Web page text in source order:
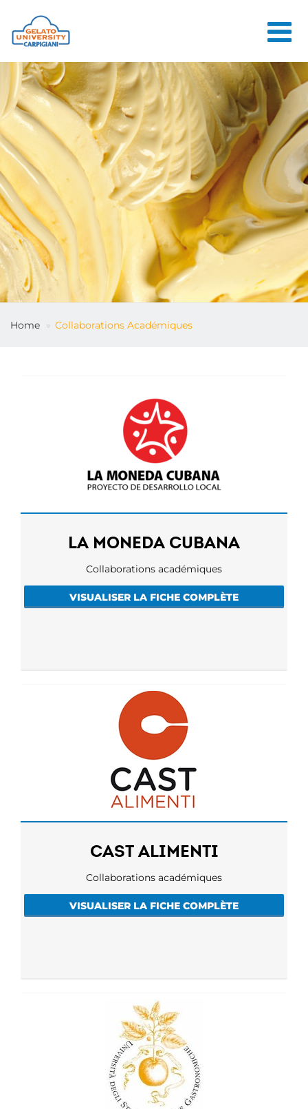
HOME
L'ÉCOLE
COURS EN
LIGNE
COURS
CONSEILS
CONTACTS
LOGIN
FR
Home Collaborations Académiques
LA MONEDA CUBANA
Collaborations académiques
VISUALISER LA FICHE COMPLÈTE
CAST ALIMENTI
Collaborations académiques
VISUALISER LA FICHE COMPLÈTE